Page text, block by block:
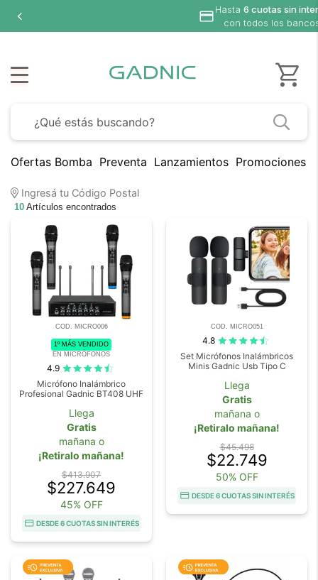
Hasta6 cuotas sin interés
con todos los bancos
Ofertas Bomba Preventa Lanzamientos Promociones
Ingresá tu Código Postal
10 Artículos encontrados
COD. MICRO006
1º MÁS VENDIDO
EN MICRÓFONOS
4.9
Micrófono Inalámbrico
Profesional Gadnic BT408 UHF
Llega
Gratis
mañana o
¡Retiralo mañana!
$413.907
$227.649
45% OFF
DESDE 6 CUOTAS SIN INTERÉS
COD. MICRO051
4.8
Set Micrófonos Inalámbricos
Minis Gadnic Usb Tipo C
Llega
Gratis
mañana o
¡Retiralo mañana!
$45.498
$22.749
50% OFF
DESDE 6 CUOTAS SIN INTERÉS